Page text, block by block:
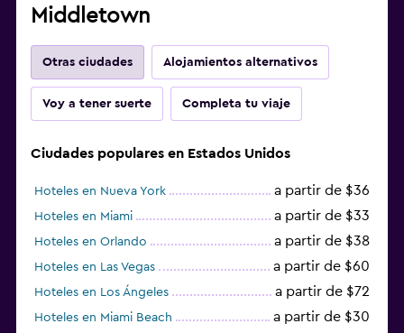
Middletown
Otras ciudades Alojamientos alternativos
Voy a tener suerte Completa tu viaje
Ciudades populares en Estados Unidos
Hoteles en Nueva York a partir de $36
Hoteles en Miami a partir de $33
Hoteles en Orlando a partir de $38
Hoteles en Las Vegas a partir de $60
Hoteles en Los Ángeles a partir de $72
Hoteles en Miami Beach a partir de $30